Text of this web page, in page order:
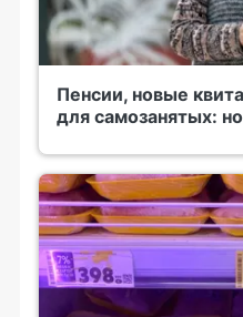
Пенсии, новые
для самозанятых: